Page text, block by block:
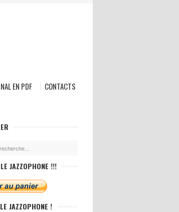
EN PDF CONTACTS
JAZZOPHONE !!!
JAZZOPHONE !